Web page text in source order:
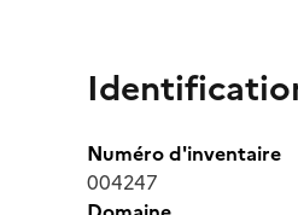
Numéro d'inventaire
004247